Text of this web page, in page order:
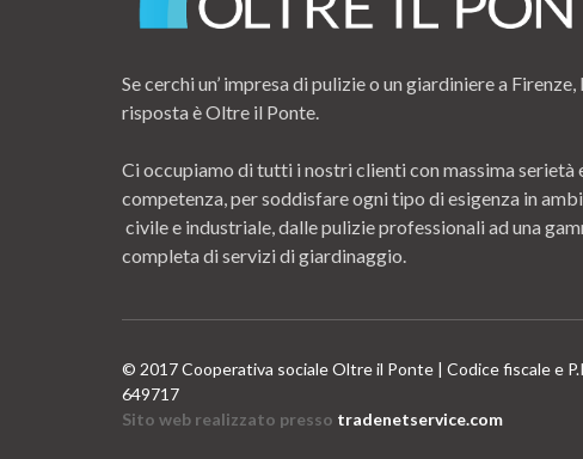
Se cerchi un’ impresa di pulizie o un giardiniere a Firenze,
risposta è Oltre il Ponte.
Ci occupiamo di tutti i nostri clienti con massima serietà
competenza, per soddisfare ogni tipo di esigenza in
civile e industriale, dalle pulizie professionali ad una
completa di servizi di giardinaggio.
© 2017 Cooperativa sociale Oltre il Ponte | Codice fiscale e
649717
Sito web realizzato presso tradenetservice.com